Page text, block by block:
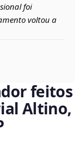
foi
voltou a
feitos
Altino,